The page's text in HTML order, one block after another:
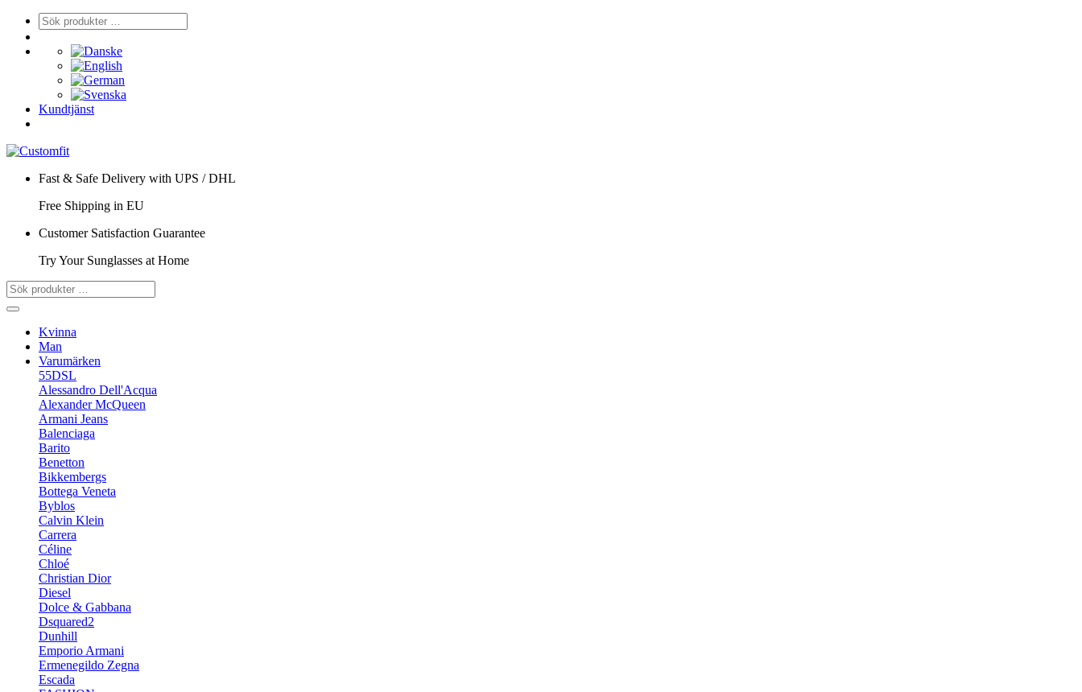
Kundtjänst
Fast & Safe Delivery with UPS / DHL
Free Shipping in EU
Customer Satisfaction Guarantee
Try Your Sunglasses at Home
Kvinna
Man
Varumärken
55DSL
Alessandro Dell'Acqua
Alexander McQueen
Armani Jeans
Balenciaga
Barito
Benetton
Bikkembergs
Bottega Veneta
Byblos
Calvin Klein
Carrera
Céline
Chloé
Christian Dior
Diesel
Dolce & Gabbana
Dsquared2
Dunhill
Emporio Armani
Ermenegildo Zegna
Escada